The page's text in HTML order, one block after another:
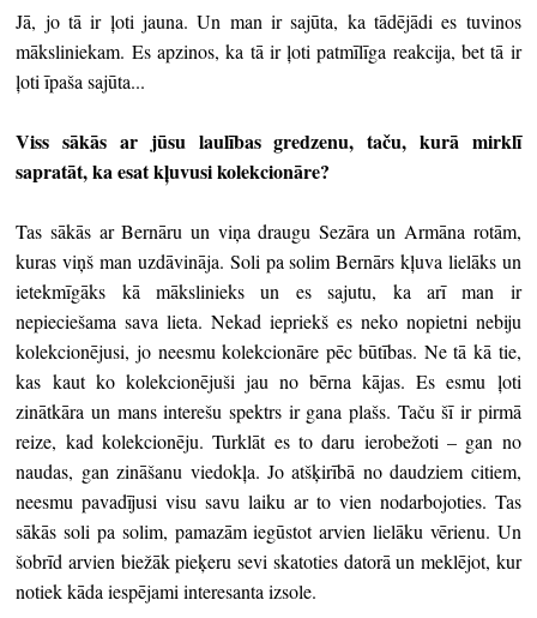
Jā, jo tā ir ļoti jauna. Un man ir sajūta, ka tādējādi es tuvinos
māksliniekam. Es apzinos, ka tā ir ļoti patmīlīga reakcija, bet tā ir
ļoti īpaša sajūta...
Viss sākās ar jūsu laulības gredzenu, taču, kurā mirklī
sapratāt, ka esat kļuvusi kolekcionāre?
Tas sākās ar Bernāru un viņa draugu Sezāra un Armāna rotām,
kuras viņš man uzdāvināja. Soli pa solim Bernārs kļuva lielāks un
ietekmīgāks kā mākslinieks un es sajutu, ka arī man ir
nepieciešama sava lieta. Nekad iepriekš es neko nopietni nebiju
kolekcionējusi, jo neesmu kolekcionāre pēc būtības. Ne tā kā tie,
kas kaut ko kolekcionējuši jau no bērna kājas. Es esmu ļoti
zinātkāra un mans interešu spektrs ir gana plašs. Taču šī ir pirmā
reize, kad kolekcionēju. Turklāt es to daru ierobežoti – gan no
naudas, gan zināšanu viedokļa. Jo atšķirībā no daudziem citiem,
neesmu pavadījusi visu savu laiku ar to vien nodarbojoties. Tas
sākās soli pa solim, pamazām iegūstot arvien lielāku vērienu. Un
šobrīd arvien biežāk pieķeru sevi skatoties datorā un meklējot, kur
notiek kāda iespējami interesanta izsole.